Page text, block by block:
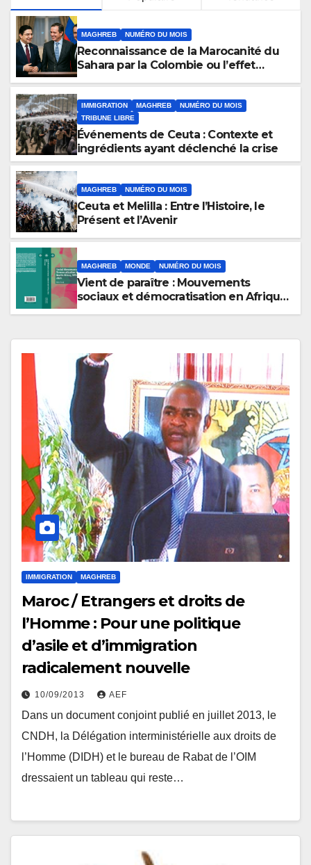
MAGHREB NUMÉRO DU MOIS
Reconnaissance de la Marocanité du
Sahara par la Colombie ou l’effet
IMMIGRATION MAGHREB
NUMÉRO DU MOIS
TRIBUNE LIBRE
Événements de Ceuta : Contexte et
ingrédients ayant déclenché la crise
MAGHREB NUMÉRO DU MOIS
Ceuta et Melilla : Entre l’Histoire, le
Présent et l’Avenir
MAGHREB MONDE NUMÉRO DU MOIS
Vient de paraître : Mouvements
sociaux et démocratisation en Afrique
IMMIGRATION MAGHREB
Maroc / Etrangers et droits de
l’Homme : Pour une politique
d’asile et d’immigration
radicalement nouvelle
10/09/2013 AEF
Dans un document conjoint publié en juillet 2013, le
CNDH, la Délégation interministérielle aux droits de
l’Homme (DIDH) et le bureau de Rabat de l’OIM
dressaient un tableau qui reste…